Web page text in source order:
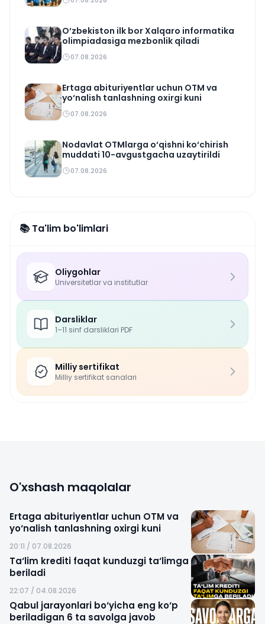
O‘zbekiston ilk bor Xalqaro informatika
olimpiadasiga mezbonlik qiladi
07.08.2026
Ertaga abituriyentlar uchun OTM va
yo‘nalish tanlashning oxirgi kuni
07.08.2026
Nodavlat OTMlarga o‘qishni ko‘chirish
muddati 10-avgustgacha uzaytirildi
07.08.2026
📚 Ta'lim bo'limlari
Oliygohlar
Universitetlar va institutlar
Darsliklar
1–11 sinf darsliklari PDF
Milliy sertifikat
Milliy sertifikat sanalari
O'xshash maqolalar
Ertaga abituriyentlar uchun OTM va
yo‘nalish tanlashning oxirgi kuni
20:11 / 07.08.2026
Ta‘lim krediti faqat kunduzgi ta‘limga
beriladi
22:07 / 04.08.2026
Qabul jarayonlari bo‘yicha eng ko‘p
beriladigan 6 ta savolga javob